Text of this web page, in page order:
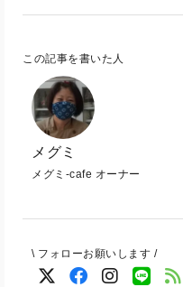
この記事を書いた人
メグミ
メグミ-cafe オーナー
\ フォローお願いします /